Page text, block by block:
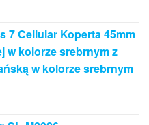
7 Cellular Koperta 45mm
w kolorze srebrnym z
w kolorze srebrnym